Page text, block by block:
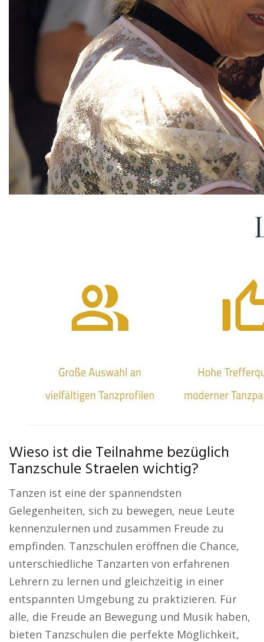
Wieso ist die Teilnahme bezüglich
Tanzschule Straelen wichtig?
Tanzen ist eine der spannendsten
Gelegenheiten, sich zu bewegen, neue Leute
kennenzulernen und zusammen Freude zu
empfinden. Tanzschulen eröffnen die Chance,
unterschiedliche Tanzarten von erfahrenen
Lehrern zu lernen und gleichzeitig in einer
entspannten Umgebung zu praktizieren. Für
alle, die Freude an Bewegung und Musik haben,
bieten Tanzschulen die perfekte Möglichkeit,